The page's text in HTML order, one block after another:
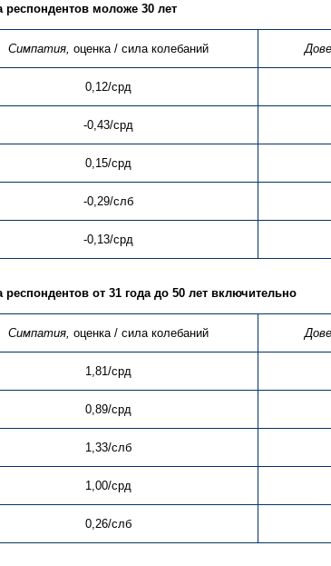
моложе 30 лет
Симпатия, оценка / сила колебаний
0,12/срд
-0,43/срд
0,15/срд
-0,29/слб
-0,13/срд
от 31 года до 50 лет включительно
Симпатия, оценка / сила колебаний
1,81/срд
0,89/срд
1,33/слб
1,00/срд
0,26/слб